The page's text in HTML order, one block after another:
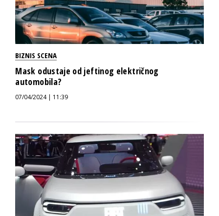
BIZNIS SCENA
Mask odustaje od jeftinog električnog
automobila?
07/04/2024 | 11:39